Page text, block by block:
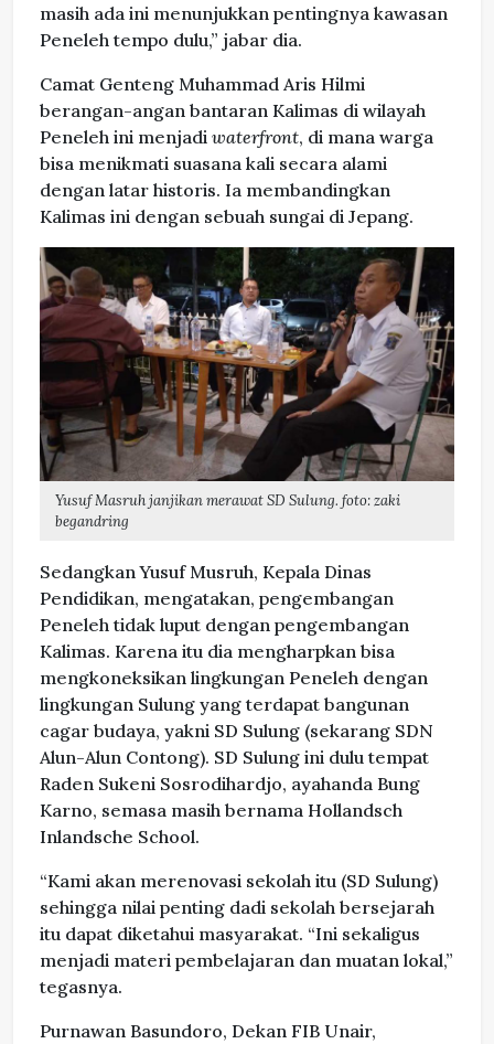
masih ada ini menunjukkan pentingnya kawasan
Peneleh tempo dulu,” jabar dia.
Camat Genteng Muhammad Aris Hilmi
berangan-angan bantaran Kalimas di wilayah
Peneleh ini menjadi waterfront, di mana warga
bisa menikmati suasana kali secara alami
dengan latar historis. Ia membandingkan
Kalimas ini dengan sebuah sungai di Jepang.
Yusuf Masruh janjikan merawat SD Sulung. foto: zaki
begandring
Sedangkan Yusuf Musruh, Kepala Dinas
Pendidikan, mengatakan, pengembangan
Peneleh tidak luput dengan pengembangan
Kalimas. Karena itu dia mengharpkan bisa
mengkoneksikan lingkungan Peneleh dengan
lingkungan Sulung yang terdapat bangunan
cagar budaya, yakni SD Sulung (sekarang SDN
Alun-Alun Contong). SD Sulung ini dulu tempat
Raden Sukeni Sosrodihardjo, ayahanda Bung
Karno, semasa masih bernama Hollandsch
Inlandsche School.
“Kami akan merenovasi sekolah itu (SD Sulung)
sehingga nilai penting dadi sekolah bersejarah
itu dapat diketahui masyarakat. “Ini sekaligus
menjadi materi pembelajaran dan muatan lokal,”
tegasnya.
Purnawan Basundoro, Dekan FIB Unair,